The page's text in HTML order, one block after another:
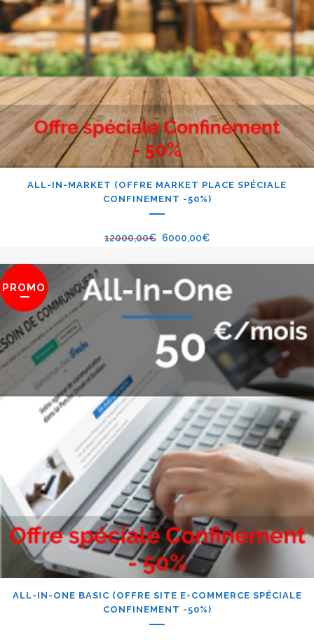
ALL-IN-MARKET (OFFRE MARKET PLACE SPÉCIALE
CONFINEMENT -50%)
12000,00€ 6000,00€
PROMO
ALL-IN-ONE BASIC (OFFRE SITE E-COMMERCE SPÉCIALE
CONFINEMENT -50%)